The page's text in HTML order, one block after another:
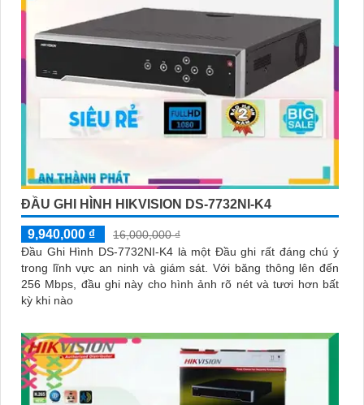
ĐẦU GHI HÌNH HIKVISION DS-7732NI-K4
9,940,000 ₫
16,000,000 ₫
Đầu Ghi Hình DS-7732NI-K4 là một Đầu ghi rất đáng chú ý
trong lĩnh vực an ninh và giám sát. Với băng thông lên đến
256 Mbps, đầu ghi này cho hình ảnh rõ nét và tươi hơn bất
kỳ khi nào